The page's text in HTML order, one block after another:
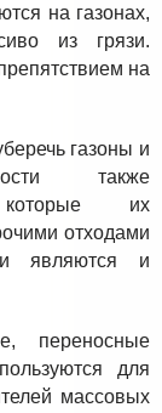
на газонах,
из грязи.
на
газоны и
также
которые их
отходами
являются и
переносные
для
массовых